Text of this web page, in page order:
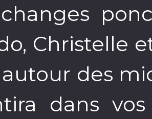
Christelle
autour des
dans